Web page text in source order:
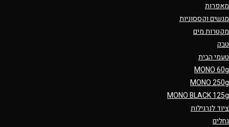
מאפרות
מגשים וקססוניות
מקטרות מים
טבק
טעמי הבית
MONO 60g
MONO 250g
MONO BLACK 125g
ציוד לנרגילות
גחלים